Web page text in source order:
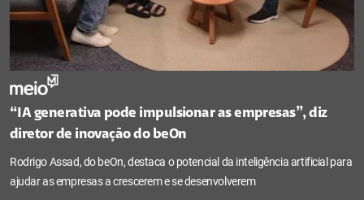
“IA generativa pode impulsionar as empresas”, diz
diretor de inovação do beOn
Rodrigo Assad, do beOn, destaca o potencial da inteligência artificial para
ajudar as empresas a crescerem e se desenvolverem